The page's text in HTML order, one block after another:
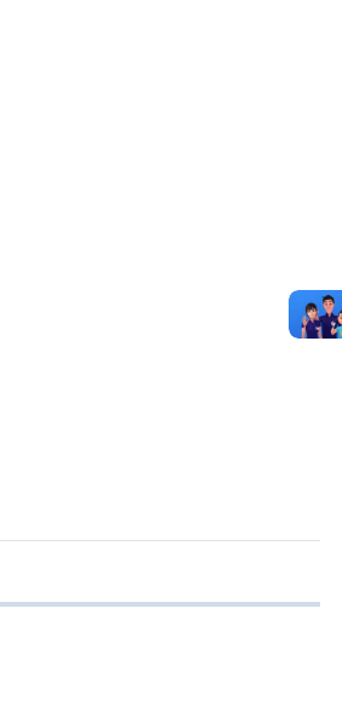
transferência